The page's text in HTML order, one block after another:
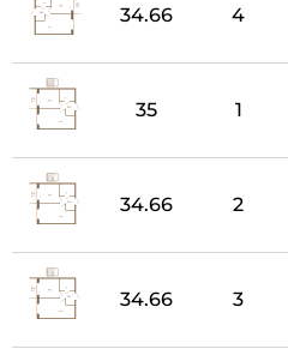
34.66 4
35 1
34.66 2
34.66 3